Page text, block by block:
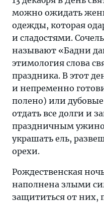
можно ожидать
одежды, которая
и сладостями.
называют «Бадни
этимология слова
праздника. В этот
и непременно
полено) или
отдать все долги и
праздничным
украшать ель,
орехи.
Рождественская
наполнена злыми
защититься от них,